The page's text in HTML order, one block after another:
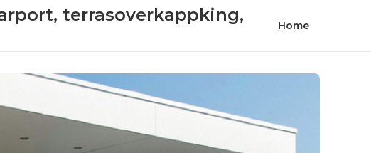
terrasoverkappking,
Home